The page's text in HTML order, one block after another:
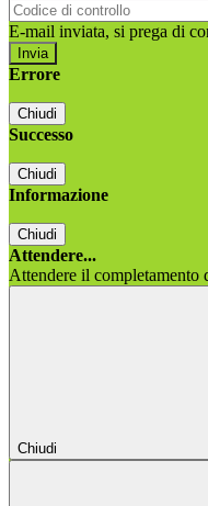
E-mail inviata, si prega di
Errore
Chiudi
Successo
Chiudi
Informazione
Chiudi
Attendere...
Attendere il completamento
Chiudi